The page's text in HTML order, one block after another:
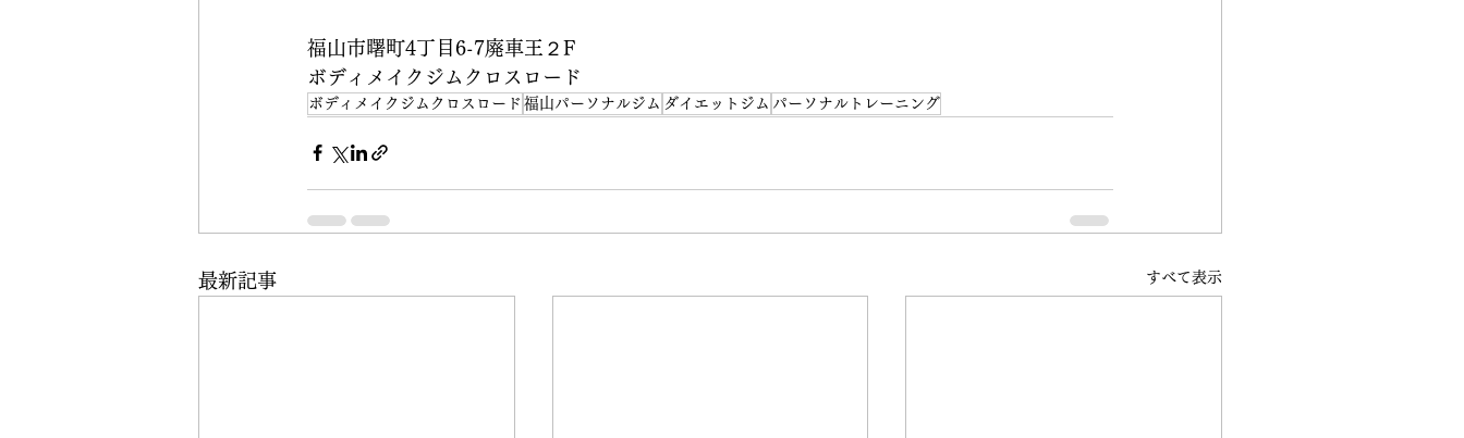
福山市曙町4丁目6-7廃車王２F
ボディメイクジムクロスロード
ボディメイクジムクロスロード 福山パーソナルジム ダイエットジム パーソナルトレーニング
最新記事 すべて表示